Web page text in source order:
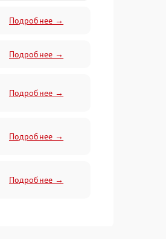
Подробнее →
Подробнее →
Подробнее →
Подробнее →
Подробнее →